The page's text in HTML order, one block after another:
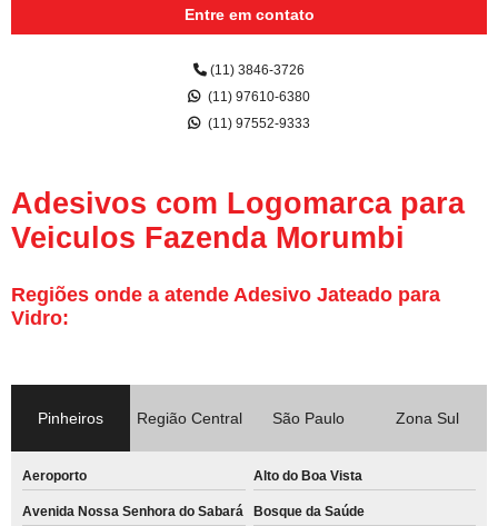
Entre em contato
(11) 3846-3726
(11) 97610-6380
(11) 97552-9333
Adesivos com Logomarca para
Veiculos Fazenda Morumbi
Regiões onde a atende Adesivo Jateado para
Vidro:
Pinheiros Região Central São Paulo Zona Sul
Aeroporto Alto do Boa Vista
Avenida Nossa Senhora do Sabará Bosque da Saúde